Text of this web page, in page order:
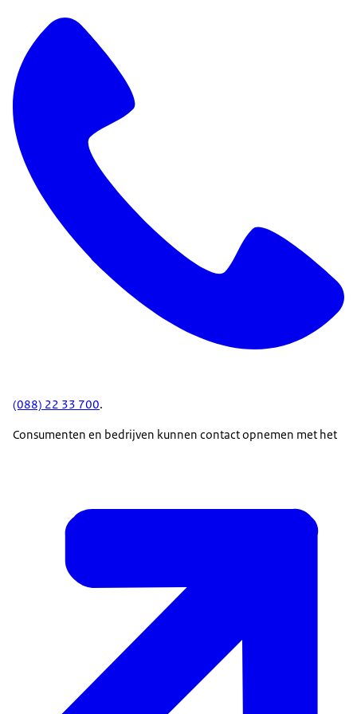
(088) 22 33 700.
Consumenten en bedrijven kunnen contact opnemen met het